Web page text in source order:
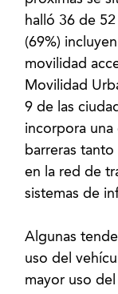
halló 36 de
(69%)
movilidad
Movilidad
9 de las
incorpora
barreras
en la red de
sistemas de
Algunas
uso del
mayor uso